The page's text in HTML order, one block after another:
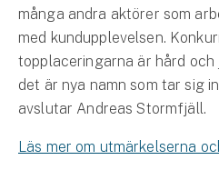
många andra aktörer som
med kundupplevelsen.
topplaceringarna är hård
det är nya namn som tar sig
avslutar Andreas Stormfjäll.
Läs mer om utmärkelserna